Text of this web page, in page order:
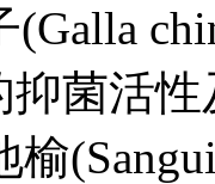
(Galla
菌活
榆